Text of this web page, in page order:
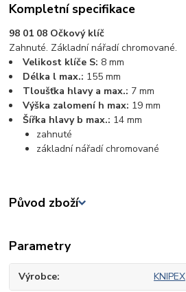
Kompletní specifikace
98 01 08 Očkový klíč
Zahnuté. Základní nářadí chromované.
Velikost klíče S: 8 mm
Délka l max.: 155 mm
Tloušťka hlavy a max.: 7 mm
Výška zalomení h max: 19 mm
Šířka hlavy b max.: 14 mm
zahnuté
základní nářadí chromované
Původ zboží
Parametry
Výrobce KNIPEX